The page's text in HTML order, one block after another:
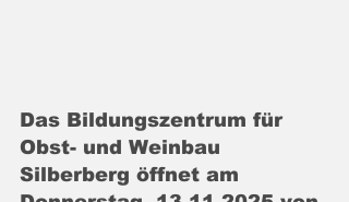
Das Bildungszentrum für
Obst- und Weinbau
Silberberg öffnet am